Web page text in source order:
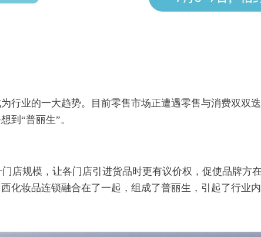
行业的一大趋势。目前零售市场正遭遇零售与消费双双
到“普丽生”。
店规模，让各门店引进货品时更有议价权，促使品牌
化妆品连锁融合在了一起，组成了普丽生，引起了行业内